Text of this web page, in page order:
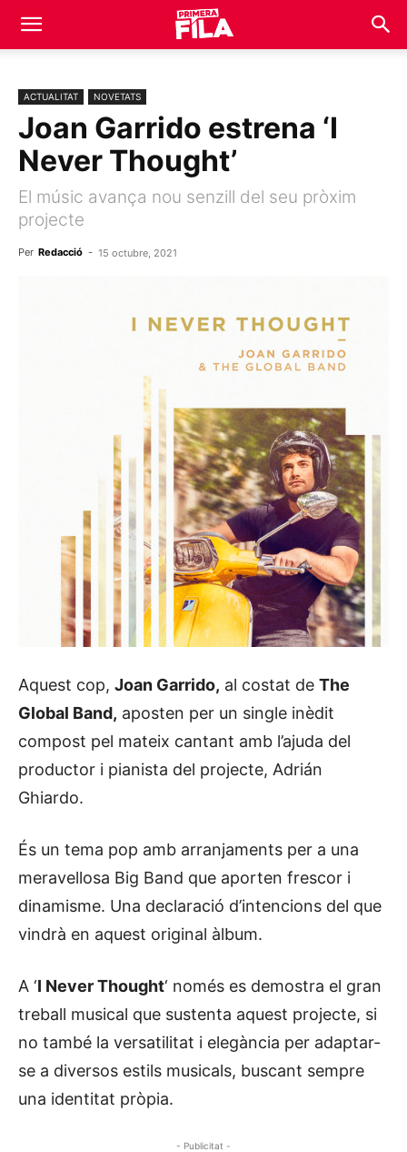
ACTUALITAT NOVETATS
Joan Garrido estrena ‘I
Never Thought’
El músic avança nou senzill del seu pròxim
projecte
Per Redacció - 15 octubre, 2021
Aquest cop, Joan Garrido, al costat de The
Global Band, aposten per un single inèdit
compost pel mateix cantant amb l’ajuda del
productor i pianista del projecte, Adrián
Ghiardo.
És un tema pop amb arranjaments per a una
meravellosa Big Band que aporten frescor i
dinamisme. Una declaració d’intencions del que
vindrà en aquest original àlbum.
A ‘I Never Thought‘ només es demostra el gran
treball musical que sustenta aquest projecte, si
no també la versatilitat i elegància per adaptar-
se a diversos estils musicals, buscant sempre
una identitat pròpia.
- Publicitat -